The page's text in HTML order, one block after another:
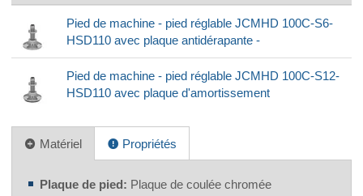
Pied de machine - pied réglable JCMHD 100C-S6-
HSD110 avec plaque antidérapante -
Pied de machine - pied réglable JCMHD 100C-S12-
HSD110 avec plaque d'amortissement
Matériel Propriétés
Plaque de pied: Plaque de coulée chromée